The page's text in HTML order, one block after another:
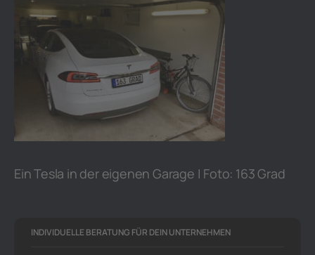
Ein Tesla in der eigenen Garage | Foto: 163 Grad
INDIVIDUELLE BERATUNG FÜR DEIN UNTERNEHMEN